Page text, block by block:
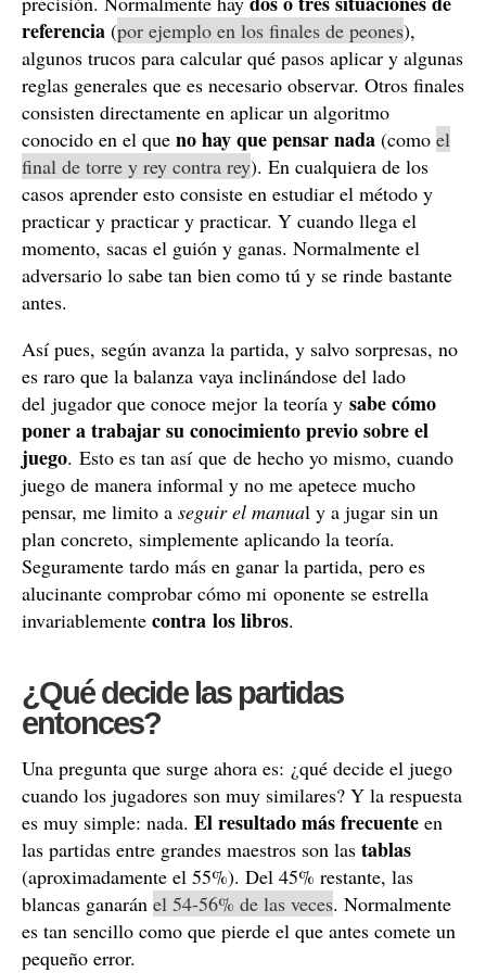
referencia (por ejemplo en los finales de peones),
algunos trucos para calcular qué pasos aplicar y algunas
reglas generales que es necesario observar. Otros finales
consisten directamente en aplicar un algoritmo
conocido en el que no hay que pensar nada (como el
final de torre y rey contra rey). En cualquiera de los
casos aprender esto consiste en estudiar el método y
practicar y practicar y practicar. Y cuando llega el
momento, sacas el guión y ganas. Normalmente el
adversario lo sabe tan bien como tú y se rinde bastante
antes.
Así pues, según avanza la partida, y salvo sorpresas, no
es raro que la balanza vaya inclinándose del lado
del jugador que conoce mejor la teoría y sabe cómo
poner a trabajar su conocimiento previo sobre el
juego. Esto es tan así que de hecho yo mismo, cuando
juego de manera informal y no me apetece mucho
pensar, me limito a seguir el manual y a jugar sin un
plan concreto, simplemente aplicando la teoría.
Seguramente tardo más en ganar la partida, pero es
alucinante comprobar cómo mi oponente se estrella
invariablemente contra los libros.
¿Qué decide las partidas
entonces?
Una pregunta que surge ahora es: ¿qué decide el juego
cuando los jugadores son muy similares? Y la respuesta
es muy simple: nada. El resultado más frecuente en
las partidas entre grandes maestros son las tablas
(aproximadamente el 55%). Del 45% restante, las
blancas ganarán el 54-56% de las veces. Normalmente
es tan sencillo como que pierde el que antes comete un
pequeño error.